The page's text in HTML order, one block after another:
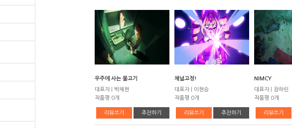
우주에 사는 물고기
대표자 | 박채현
작품평 0개
리뷰쓰기 추천하기
채널고정!
대표자 | 이현승
작품평 0개
리뷰쓰기 추천하기
NIMCY
대표자 | 장하린
작품평 0개
리뷰쓰기